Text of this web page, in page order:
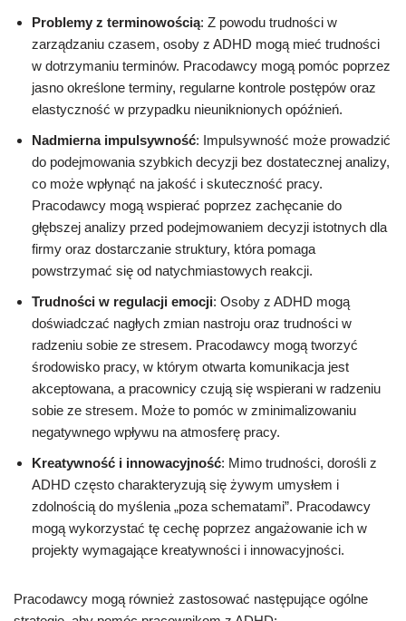
Problemy z terminowością: Z powodu trudności w
zarządzaniu czasem, osoby z ADHD mogą mieć trudności
w dotrzymaniu terminów. Pracodawcy mogą pomóc poprzez
jasno określone terminy, regularne kontrole postępów oraz
elastyczność w przypadku nieuniknionych opóźnień.
Nadmierna impulsywność: Impulsywność może prowadzić
do podejmowania szybkich decyzji bez dostatecznej analizy,
co może wpłynąć na jakość i skuteczność pracy.
Pracodawcy mogą wspierać poprzez zachęcanie do
głębszej analizy przed podejmowaniem decyzji istotnych dla
firmy oraz dostarczanie struktury, która pomaga
powstrzymać się od natychmiastowych reakcji.
Trudności w regulacji emocji: Osoby z ADHD mogą
doświadczać nagłych zmian nastroju oraz trudności w
radzeniu sobie ze stresem. Pracodawcy mogą tworzyć
środowisko pracy, w którym otwarta komunikacja jest
akceptowana, a pracownicy czują się wspierani w radzeniu
sobie ze stresem. Może to pomóc w zminimalizowaniu
negatywnego wpływu na atmosferę pracy.
Kreatywność i innowacyjność: Mimo trudności, dorośli z
ADHD często charakteryzują się żywym umysłem i
zdolnością do myślenia „poza schematami”. Pracodawcy
mogą wykorzystać tę cechę poprzez angażowanie ich w
projekty wymagające kreatywności i innowacyjności.
Pracodawcy mogą również zastosować następujące ogólne